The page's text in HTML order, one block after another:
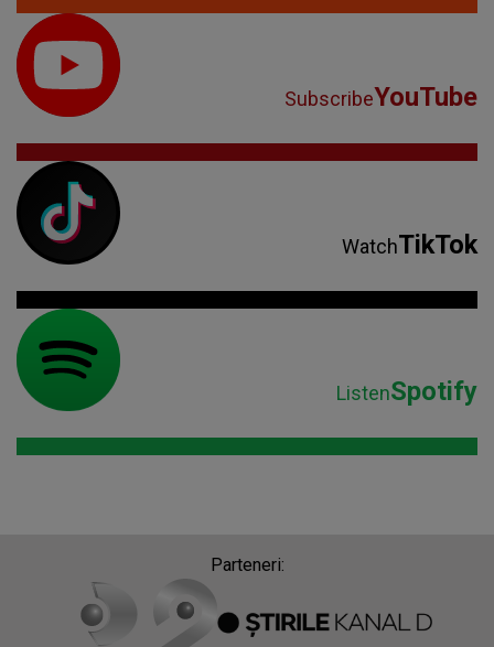
SubscribeYouTube
WatchTikTok
ListenSpotify
Parteneri: